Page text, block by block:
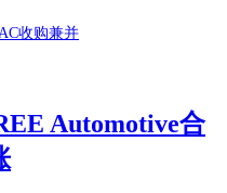
收购兼并
Automotive合